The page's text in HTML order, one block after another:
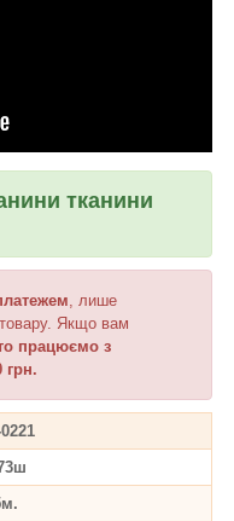
тканини
, лише
товару. Якщо вам
працюємо з
грн.